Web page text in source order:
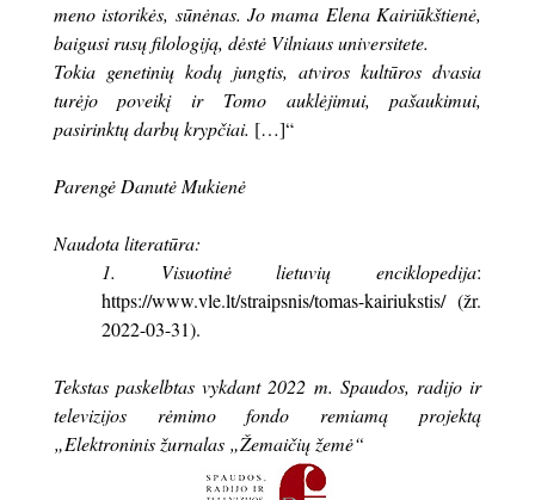
meno istorikės, sūnėnas. Jo mama Elena Kairiūkštienė,
baigusi rusų filologiją, dėstė Vilniaus universitete.
Tokia genetinių kodų jungtis, atviros kultūros dvasia
turėjo poveikį ir Tomo auklėjimui, pašaukimui,
pasirinktų darbų krypčiai. […]“
Parengė Danutė Mukienė
Naudota literatūra:
1. Visuotinė lietuvių enciklopedija:
https://www.vle.lt/straipsnis/tomas-kairiukstis/ (žr.
2022-03-31).
Tekstas paskelbtas vykdant 2022 m. Spaudos, radijo ir
televizijos rėmimo fondo remiamą projektą
„Elektroninis žurnalas „Žemaičių žemė“